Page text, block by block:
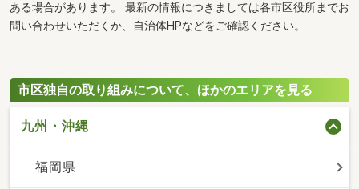
ある場合があります。 最新の情報につきましては各市区役所までお
問い合わせいただくか、自治体HPなどをご確認ください。
市区独自の取り組みについて、ほかのエリアを見る
九州・沖縄
福岡県